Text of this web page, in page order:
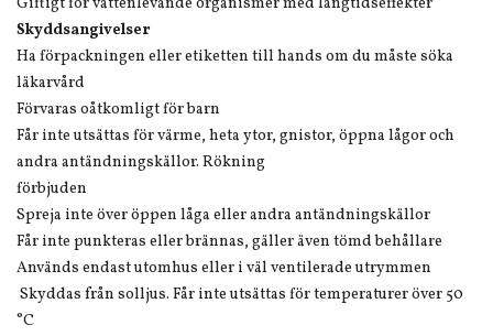
Skyddsangivelser
Ha förpackningen eller etiketten till hands om du måste söka
läkarvård
Förvaras oåtkomligt för barn
Får inte utsättas för värme, heta ytor, gnistor, öppna lågor och
andra antändningskällor. Rökning
förbjuden
Spreja inte över öppen låga eller andra antändningskällor
Får inte punkteras eller brännas, gäller även tömd behållare
Används endast utomhus eller i väl ventilerade utrymmen
Skyddas från solljus. Får inte utsättas för temperaturer över 50
°C